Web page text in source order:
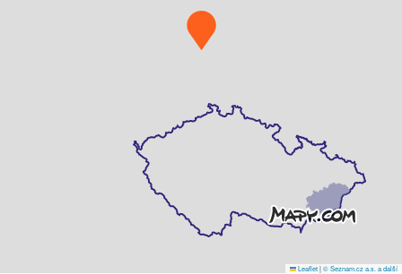
Leaflet|© Seznam.cz a.s. a další